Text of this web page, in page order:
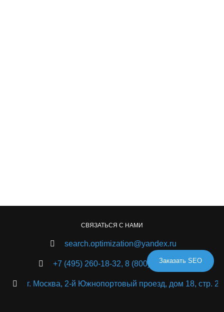
СВЯЗАТЬСЯ С НАМИ
search.optimization@yandex.ru
+7 (495) 260-18-32, 8 (800) 550-98-25
г. Москва, 2-й Южнопортовый проезд, дом 18, стр. 2
Заказать SEO